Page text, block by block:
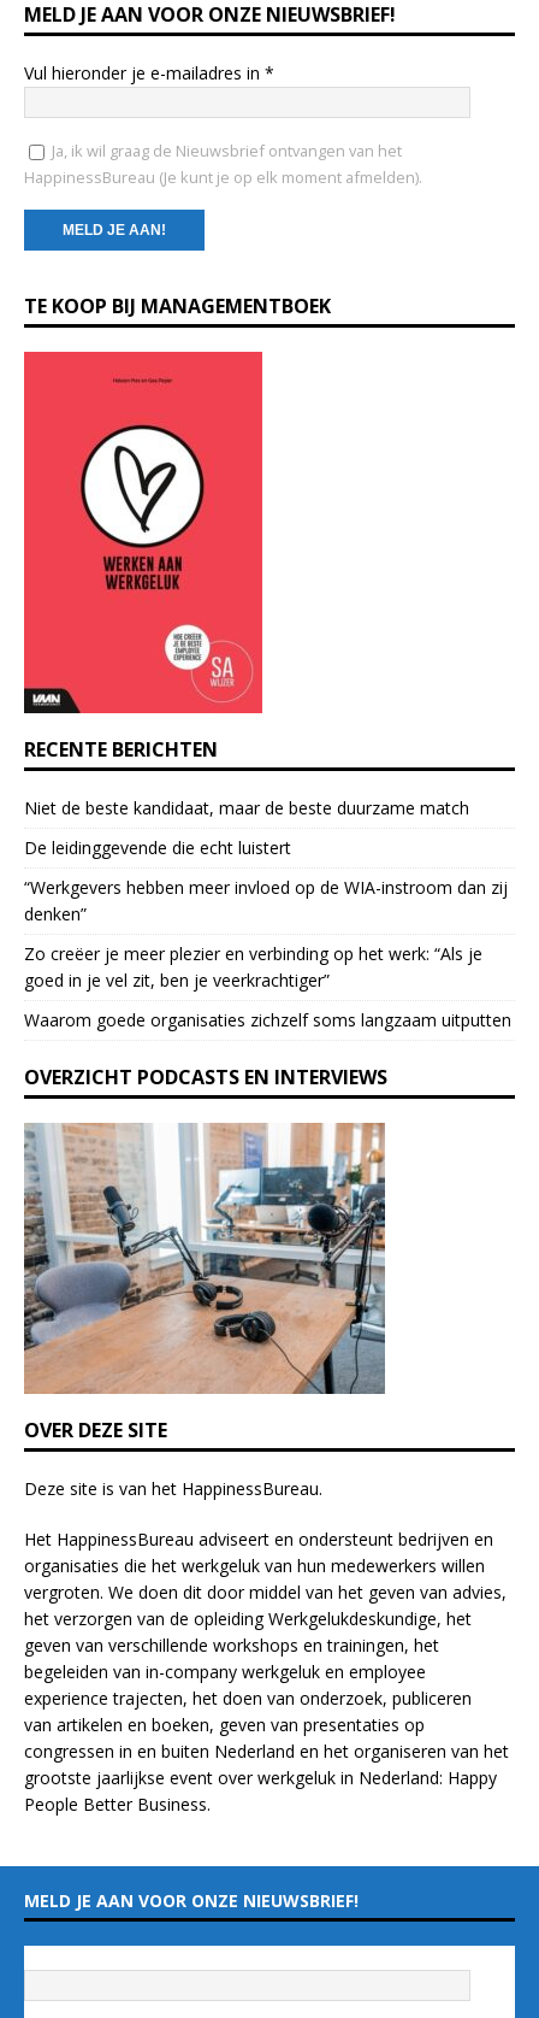
MELD JE AAN VOOR ONZE NIEUWSBRIEF!
Vul hieronder je e-mailadres in *
Ja, ik wil graag de Nieuwsbrief ontvangen van het
HappinessBureau (Je kunt je op elk moment afmelden).
o
n
.
l
e
a
s
e
l
a
v
t
h
i
s
f
i
e
l
d
b
l
a
n
k
.
TE KOOP BIJ MANAGEMENTBOEK
RECENTE BERICHTEN
Niet de beste kandidaat, maar de beste duurzame match
De leidinggevende die echt luistert
“Werkgevers hebben meer invloed op de WIA-instroom dan zij
denken”
Zo creëer je meer plezier en verbinding op het werk: “Als je
goed in je vel zit, ben je veerkrach­tiger”
Waarom goede organisaties zichzelf soms langzaam uitputten
OVERZICHT PODCASTS EN INTERVIEWS
OVER DEZE SITE
Deze site is van het HappinessBureau.
Het HappinessBureau adviseert en ondersteunt bedrijven en
organisaties die het werkgeluk van hun medewerkers willen
vergroten. We doen dit door middel van het geven van advies,
het verzorgen van de opleidingWerkgelukdeskundige, het
geven van verschillende workshops en trainingen, het
begeleiden van in-company werkgeluk en employee
experiencetrajecten, het doen van onderzoek, publiceren
van artikelen en boeken, geven van presentaties op
congressen in en buiten Nederland en het organiseren van het
grootste jaarlijkse event over werkgeluk in Nederland: Happy
People Better Business.
MELD JE AAN VOOR ONZE NIEUWSBRIEF!